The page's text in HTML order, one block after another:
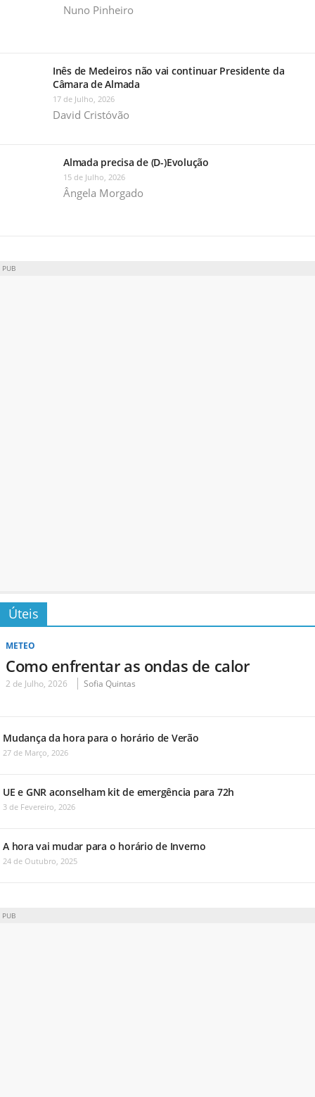
Nuno Pinheiro
Inês de Medeiros não vai continuar Presidente da
Câmara de Almada
17 de Julho, 2026
David Cristóvão
Almada precisa de (D-)Evolução
15 de Julho, 2026
Ângela Morgado
PUB
Úteis
METEO
Como enfrentar as ondas de calor
2 de Julho, 2026 Sofia Quintas
Mudança da hora para o horário de Verão
27 de Março, 2026
UE e GNR aconselham kit de emergência para 72h
3 de Fevereiro, 2026
A hora vai mudar para o horário de Inverno
24 de Outubro, 2025
PUB